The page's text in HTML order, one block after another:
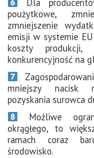
Dla
poużytkowe,
zmniejszenie
emisji w systemie
koszty
konkurencyjność na
mniejszy nacisk
pozyskania surowca
Możliwe
okrągłego, to
ramach coraz
środowisko.